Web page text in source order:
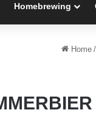
Homebrewing
Home /